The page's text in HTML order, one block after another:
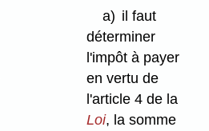
a) il faut
déterminer
l'impôt à payer
en vertu de
l'article 4 de la
Loi, la somme